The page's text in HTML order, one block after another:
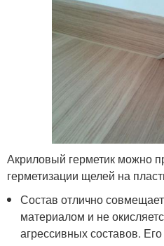
Акриловый герметик можно
герметизации щелей на
Состав отлично
материалом и не
агрессивных составов.